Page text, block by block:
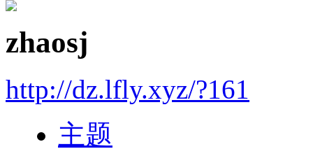
zhaosj
http://dz.lfly.xyz/?161
主题